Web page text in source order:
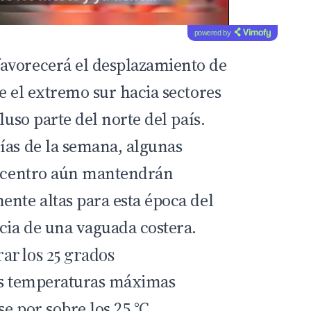
powered by
el desplazamiento de
el extremo sur hacia sectores
parte del norte del país.
de la semana, algunas
aún mantendrán
altas para esta época del
de una vaguada costera.
los 25 grados
temperaturas máximas